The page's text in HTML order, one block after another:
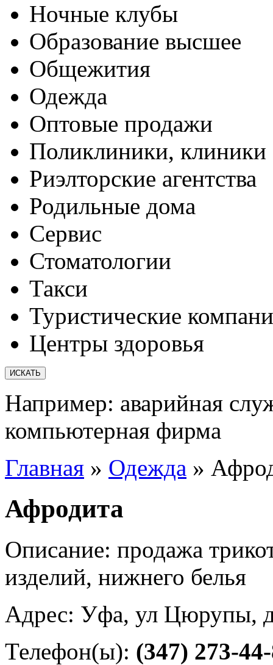
Ночные клубы
Образование высшее
Общежития
Одежда
Оптовые продажи
Поликлиники, клиники
Риэлторские агентства
Родильные дома
Сервис
Стоматологии
Такси
Туристические
Центры здоровья
Например: аварийная
компьютерная фирма
Главная » Одежда »
Афродита
Описание: продажа
изделий, нижнего белья
Адрес: Уфа, ул Цюрупы,
Телефон(ы): (347) 273-